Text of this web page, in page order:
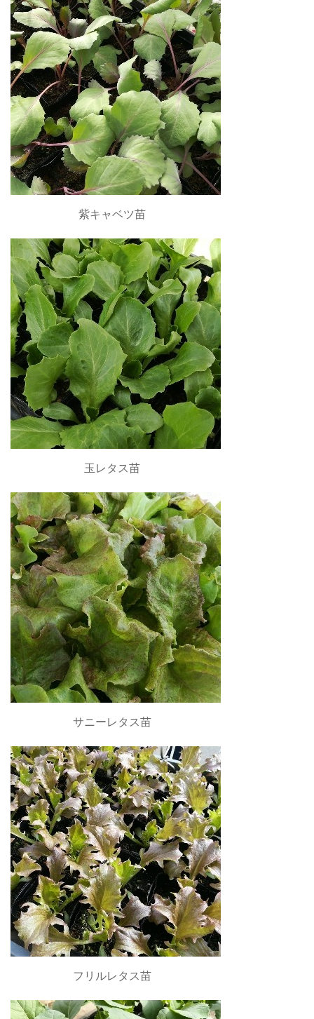
紫キャベツ苗
玉レタス苗
サニーレタス苗
フリルレタス苗